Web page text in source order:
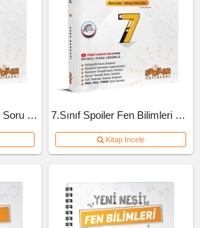
8. Sınıf Spoiler Türkçe Soru Bankası 7.Sınıf Spoiler Fen Bilimleri Soru Bankası
Kitap İncele